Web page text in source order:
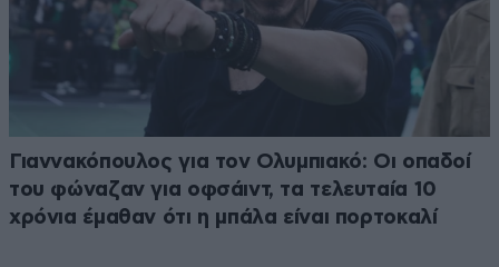
Γιαννακόπουλος για τον Ολυμπιακό: Οι οπαδοί
του φώναζαν για οφσάιντ, τα τελευταία 10
χρόνια έμαθαν ότι η μπάλα είναι πορτοκαλί